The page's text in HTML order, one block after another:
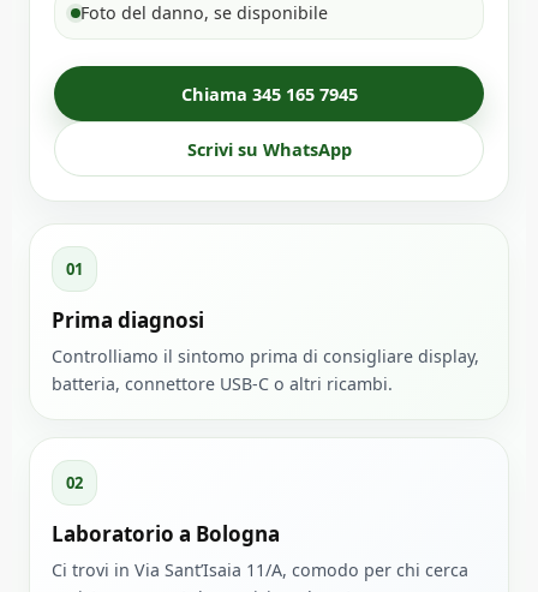
Foto del danno, se disponibile
Chiama 345 165 7945
Scrivi su WhatsApp
01
Prima diagnosi
Controlliamo il sintomo prima di consigliare display,
batteria, connettore USB-C o altri ricambi.
02
Laboratorio a Bologna
Ci trovi in Via Sant’Isaia 11/A, comodo per chi cerca